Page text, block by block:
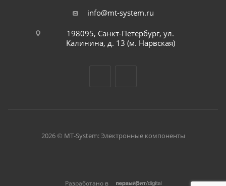
info@mt-system.ru
198095, Санкт-Петербург, ул.
Калинина, д. 13 (м. Нарвская)
2026 © MT-System: Электронные компоненты
Разработано в